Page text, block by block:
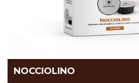
NOCCIOLINO